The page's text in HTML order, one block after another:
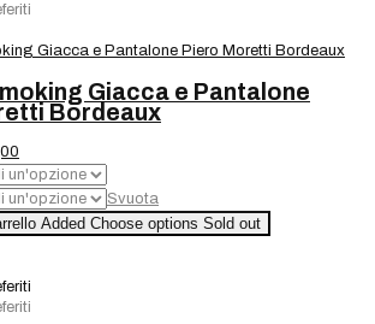
Giacca e Pantalone
Bordeaux
prezzo
attuale
è:
€370,00.
Svuota
Added Choose options Sold out